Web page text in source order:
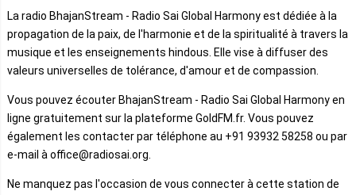
La radio BhajanStream - Radio Sai Global Harmony est dédiée à la
propagation de la paix, de l'harmonie et de la spiritualité à travers la
musique et les enseignements hindous. Elle vise à diffuser des
valeurs universelles de tolérance, d'amour et de compassion.
Vous pouvez écouter BhajanStream - Radio Sai Global Harmony en
ligne gratuitement sur la plateforme GoldFM.fr. Vous pouvez
également les contacter par téléphone au +91 93932 58258 ou par
e-mail à office@radiosai.org.
Ne manquez pas l'occasion de vous connecter à cette station de